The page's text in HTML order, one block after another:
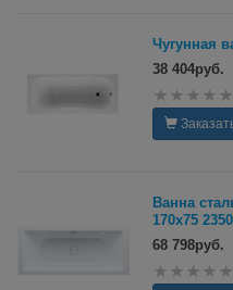
Чугунная
38 404руб.
Ванна
170х75
68 798руб.